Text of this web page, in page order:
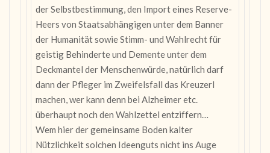
der Selbstbestimmung, den Import eines Reserve-
Heers von Staatsabhängigen unter dem Banner
der Humanität sowie Stimm- und Wahlrecht für
geistig Behinderte und Demente unter dem
Deckmantel der Menschenwürde, natürlich darf
dann der Pfleger im Zweifelsfall das Kreuzerl
machen, wer kann denn bei Alzheimer etc.
überhaupt noch den Wahlzettel entziffern…
Wem hier der gemeinsame Boden kalter
Nützlichkeit solchen Ideenguts nicht ins Auge